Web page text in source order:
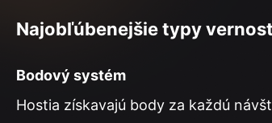
Najobľúbenejšie typy
Bodový systém
Hostia získavajú body za každú